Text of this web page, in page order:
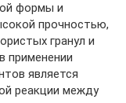
формы и
прочностью,
гранул и
применении
является
реакции между